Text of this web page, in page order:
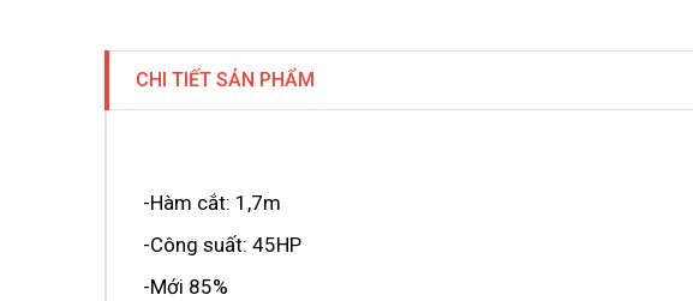
CHI TIẾT SẢN PHẨM
-Hàm cắt: 1,7m
-Công suất: 45HP
-Mới 85%